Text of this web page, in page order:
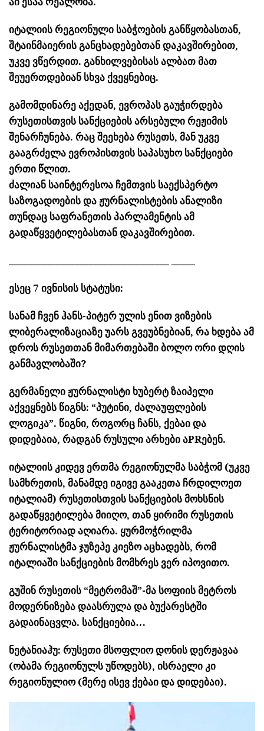
იტალიის რეგიონული საბჭოების განწყობასთან,
შტაინმაიერის განცხადებებთან დაკავშირებით,
უკვე ვწერდით. განხილვებისას ალბათ მათ
შეუერთდებიან სხვა ქვეყნებიც.
გამომდინარე აქედან, ევროპას გაუჭირდება
რუსეთისთვის სანქციების არსებული რეჟიმის
შენარჩუნება. რაც შეეხება რუსეთს, მან უკვე
გააგრძელა ევროპისთვის საპასუხო სანქციები
ერთი წლით.
ძალიან საინტერესოა ჩემთვის საექსპერტო
საზოგადოების და ჟურნალისტების ანალიზი
თუნდაც საფრანეთის პარლამენტის ამ
გადაწყვეტილებასთან დაკავშირებით.
ესეც 7 ივნისის სტატუსი:
სანამ ჩვენ ჰანს-პიტერ ულის ენით ვიზების
ლიბერალიზაციაზე უარს გვეუბნებიან, რა ხდება ამ
დროს რუსეთთან მიმართებაში ბოლო ორი დღის
განმავლობაში?
გერმანელი ჟურნალისტი ხუბერტ ზაიპელი
აქვეყნებს წიგნს: “პუტინი, ძალაუფლების
ლოგიკა”. წიგნი, როგორც ჩანს, ქებაი და
დიდებაია, რადგან რუსული არხები აPRებენ.
იტალიის კიდევ ერთმა რეგიონულმა საბჭომ (უკვე
სამხრეთის, მანამდე იგივე გააკეთა ჩრდილოეთ
იტალიამ) რუსეთისთვის სანქციების მოხსნის
გადაწყვეტილება მიიღო, თან ყირიმი რუსეთის
ტერიტორიად აღიარა. ყურმოჭრილმა
ჟურნალისტმა ჯუზეპე კიეზო აცხადებს, რომ
იტალიაში სანქციების მომხრეს ვერ იპოვითო.
გუშინ რუსეთის “მეტრომაშ”-მა სოფიის მეტროს
მოდერნიზება დაასრულა და ბუქარესტში
გადაინაცვლა. სანქციებია…
ნეტანიაჰუ: რუსეთი მსოფლიო დონის დერჟავაა
(ობამა რეგიონულს უწოდებს), ისრაელი კი
რეგიონულიო (მერე ისევ ქებაი და დიდებაი).